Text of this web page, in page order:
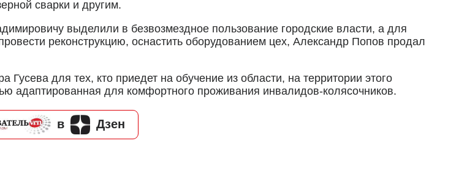
сварки и другим.
выделили в безвозмездное пользование городские власти, а для
реконструкцию, оснастить оборудованием цех, Александр Попов продал
для тех, кто приедет на обучение из области, на территории этого
адаптированная для комфортного проживания инвалидов-колясочников.
в Дзен